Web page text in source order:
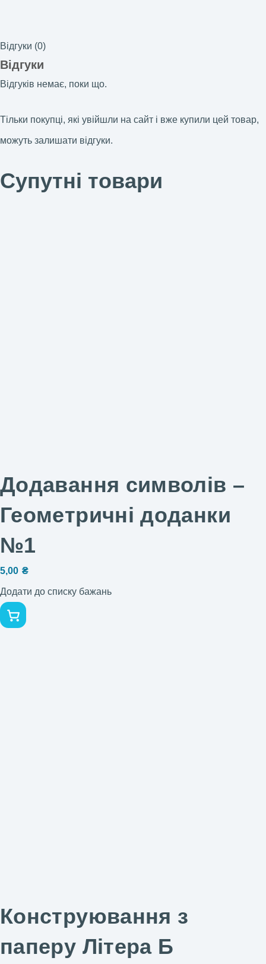
Відгуки (0)
Відгуки
Відгуків немає, поки що.
Тільки покупці, які увійшли на сайт і вже купили цей товар,
можуть залишати відгуки.
Супутні товари
Додавання символів –
Геометричні доданки
№1
5,00 ₴
Додати до списку бажань
Конструювання з
паперу Літера Б